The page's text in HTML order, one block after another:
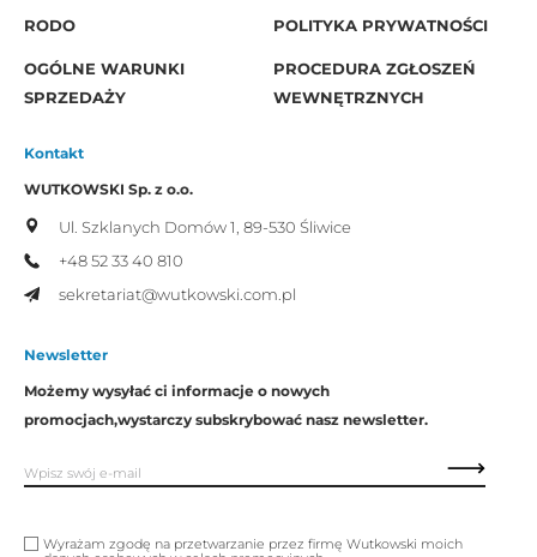
RODO POLITYKA PRYWATNOŚCI
OGÓLNE WARUNKI
SPRZEDAŻY
PROCEDURA ZGŁOSZEŃ
WEWNĘTRZNYCH
Kontakt
WUTKOWSKI Sp. z o.o.
Ul. Szklanych Domów 1, 89-530 Śliwice
+48 52 33 40 810
sekretariat@wutkowski.com.pl
Newsletter
Możemy wysyłać ci informacje o nowych
promocjach,wystarczy subskrybować nasz newsletter.
Wyrażam zgodę na przetwarzanie przez firmę Wutkowski moich